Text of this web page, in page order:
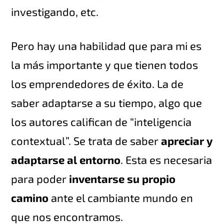
investigando, etc.
Pero hay una habilidad que para mi es
la más importante y que tienen todos
los emprendedores de éxito. La de
saber adaptarse a su tiempo, algo que
los autores califican de “inteligencia
contextual”. Se trata de saberapreciar y
adaptarse al entorno. Esta es necesaria
para poder inventarse su propio
camino ante el cambiante mundo en
que nos encontramos.